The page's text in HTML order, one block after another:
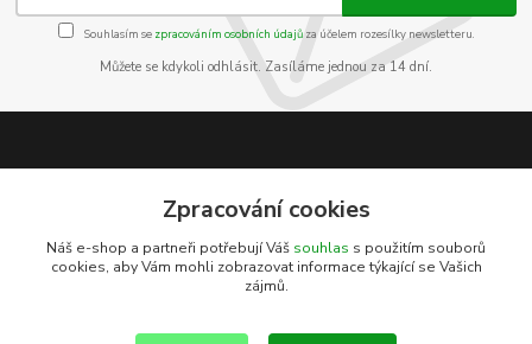
Souhlasím se zpracováním osobních údajůza účelem rozesílky newsletteru.
Můžete se kdykoli odhlásit. Zasíláme jednou za 14 dní.
Jak nakupovat
Zpracování cookies
Náš e-shop a partneři potřebují Váš souhlas s použitím souborů
cookies, aby Vám mohli zobrazovat informace týkající se Vašich
zájmů.